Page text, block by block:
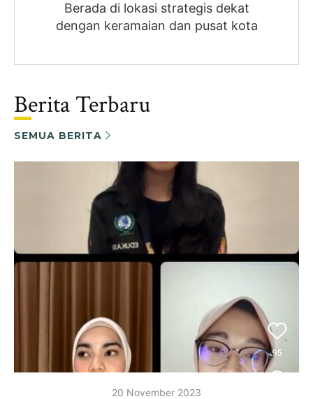
Berada di lokasi strategis dekat
dengan keramaian dan pusat kota
Berita Terbaru
SEMUA BERITA
20 November 2023